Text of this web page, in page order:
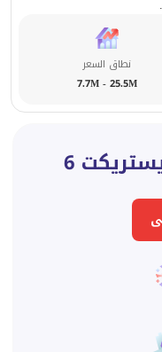
نطاق السعر
7.7M - 25.5M
6